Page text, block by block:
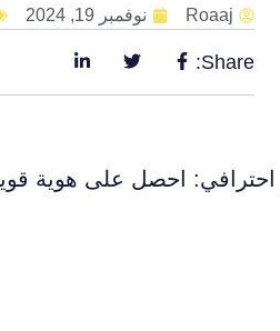
Roaaj نوفمبر 19, 2024
Share:
احصل على هوية قوية